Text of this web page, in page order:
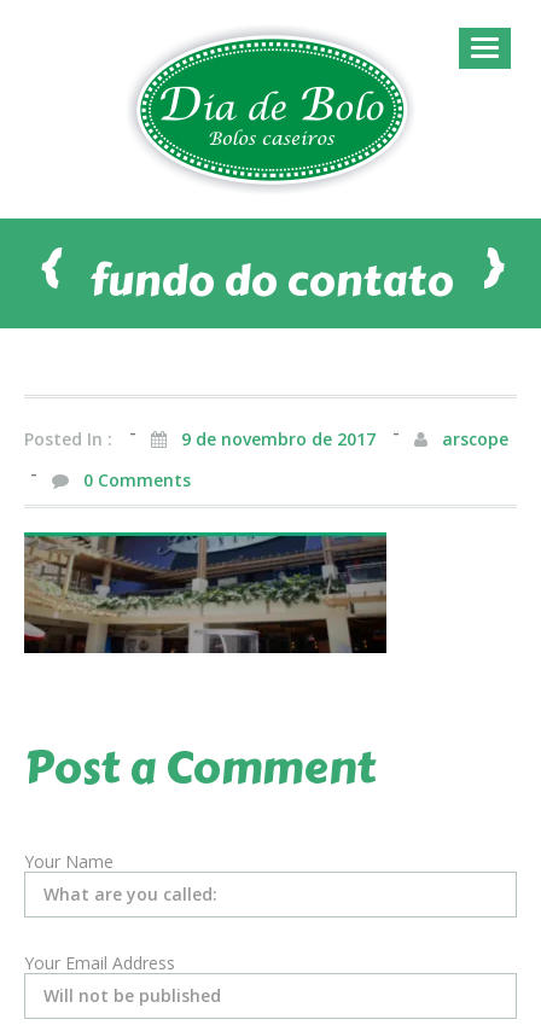
Exclusividades
Bolos
Coberturas
Sobre Nós
Nossos Clientes
Contato
{ fundo do contato }
Posted In : 9 de novembro de 2017
arscope
0 Comments
Post a Comment
Your Name
Your Email Address